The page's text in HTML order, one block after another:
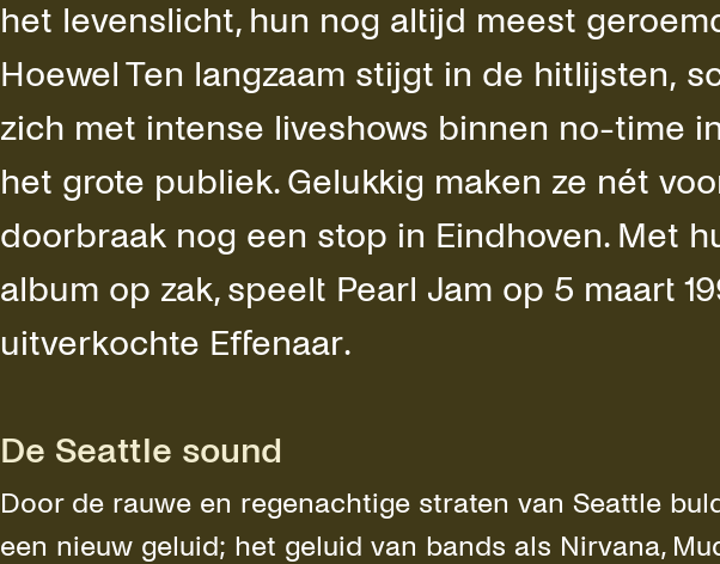
het levenslicht, hun nog altijd meest
Hoewel Ten langzaam stijgt in de hitlijsten,
zich met intense liveshows binnen no-time
het grote publiek. Gelukkig maken ze nét
doorbraak nog een stop in Eindhoven. Met
album op zak, speelt Pearl Jam op 5 maart
uitverkochte Effenaar.
De Seattle sound
Door de rauwe en regenachtige straten van Seattle
een nieuw geluid; het geluid van bands als Nirvana,